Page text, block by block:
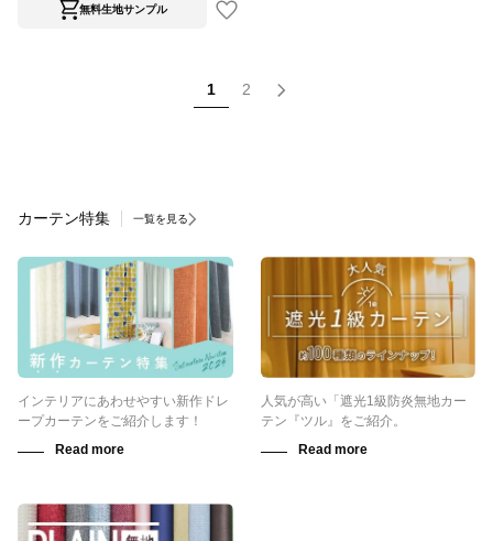
無料生地サンプル
1 2
カーテン特集 一覧を見る
インテリアにあわせやすい新作ドレ
ープカーテンをご紹介します！
人気が高い「遮光1級防炎無地カー
テン『ツル』をご紹介。